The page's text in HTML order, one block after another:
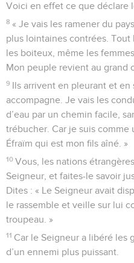
Voici en effet ce que déclare
8 « Je vais les ramener du
plus lointaines contrées. Tout
les boiteux, même les
Mon peuple revient au grand
9 Ils arrivent en pleurant et en
accompagne. Je vais les
d’eau par un chemin facile,
trébucher. Car je suis comme
Éfraïm qui est mon fils aîné. »
10 Vous, les nations
Seigneur, et faites-le savoir
Dites : « Le Seigneur avait
le rassemble et veille sur lui
troupeau. »
11 Car le Seigneur a libéré les
d’un ennemi plus puissant.